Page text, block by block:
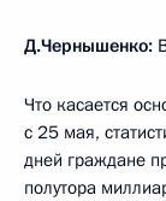
Д.Чернышенко:
Что касается
с 25 мая,
дней граждане
полутора